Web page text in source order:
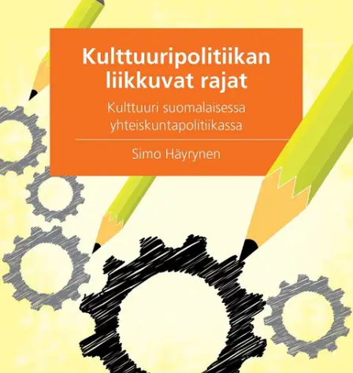
Tarkista myymäläsaatavuus
Tuotekuvaus
Kirja kuvaa syitä sille, miksi tilaus julkiselle kulttuuripolitiikalle on
edelleen olemassa. Teoksessa kulttuuripolitiikkaa avataan kapeasta
institutionaalisesta lokerosta kohti monisyisempää arvojen
kamppailua ja hallinnan pyrkimystä. Kirjassa esitetyt
kulttuuripoliittiset kysymykset kytkeytyvät ensisijaisesti
suomalaiseen yhteiskuntaan, mutta ne eivät ole irrallaan muusta
maailmasta.Teos on tarkoitettu oppikirjaksi humanistisille ja
yhteiskuntatieteellisille kursseille, jotka käsittelevät kulttuurin
sääntelyä ja kulttuurin poliittisia ulottuvuuksia. Kirja on samalla
puheenvuoro uuden sektorirajat ylittävän kulttuuripoliittisen
hahmotustavan puolesta.